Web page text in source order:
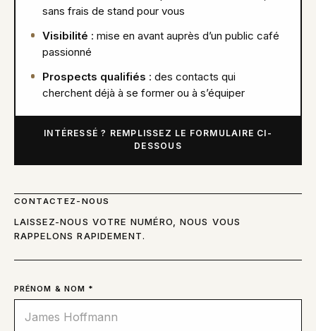
sans frais de stand pour vous
Visibilité : mise en avant auprès d’un public café
passionné
Prospects qualifiés : des contacts qui
cherchent déjà à se former ou à s’équiper
INTÉRESSÉ ? REMPLISSEZ LE FORMULAIRE CI-
DESSOUS
CONTACTEZ-NOUS
LAISSEZ-NOUS VOTRE NUMÉRO, NOUS VOUS
RAPPELONS RAPIDEMENT.
PRÉNOM & NOM *